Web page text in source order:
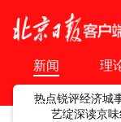
新闻 理
热点锐评经济城
艺绽深读京味